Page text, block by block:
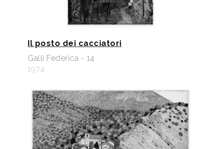
Il posto dei cacciatori
Galli Federica - 14
1974